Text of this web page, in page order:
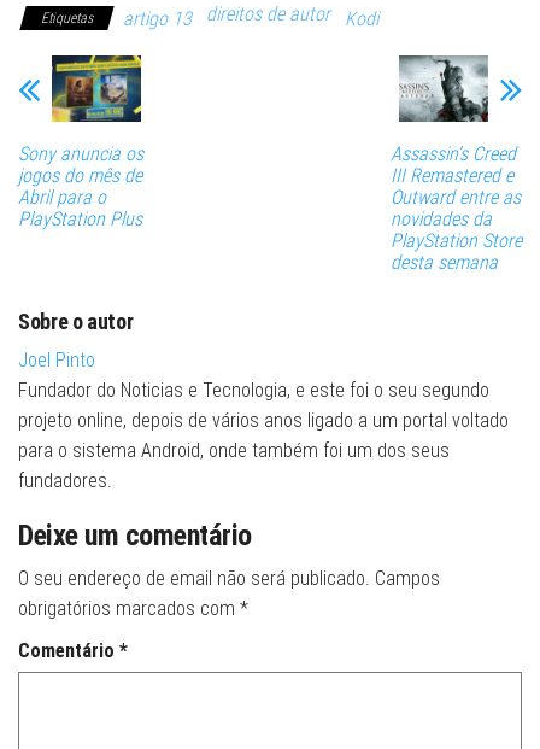
Etiquetas artigo 13 direitos de autor Kodi
Sony anuncia os
jogos do mês de
Abril para o
PlayStation Plus
Assassin’s Creed
III Remastered e
Outward entre as
novidades da
PlayStation Store
desta semana
Sobre o autor
Joel Pinto
Fundador do Noticias e Tecnologia, e este foi o seu segundo
projeto online, depois de vários anos ligado a um portal voltado
para o sistema Android, onde também foi um dos seus
fundadores.
Deixe um comentário
O seu endereço de email não será publicado. Campos
obrigatórios marcados com *
Comentário *